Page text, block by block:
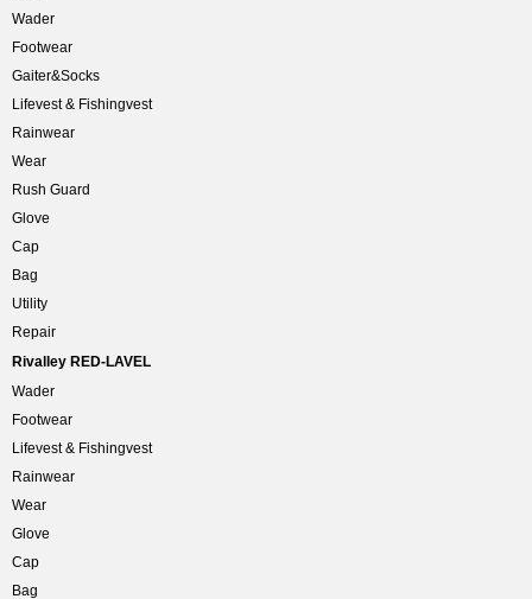
Wader
Footwear
Gaiter&Socks
Lifevest & Fishingvest
Rainwear
Wear
Rush Guard
Glove
Cap
Bag
Utility
Repair
Rivalley RED-LAVEL
Wader
Footwear
Lifevest & Fishingvest
Rainwear
Wear
Glove
Cap
Bag